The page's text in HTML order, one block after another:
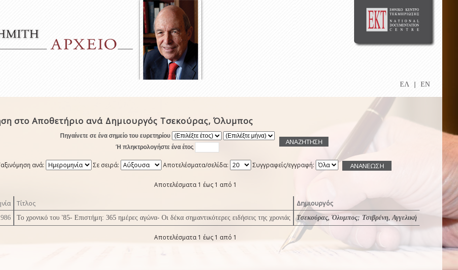
ΕΛ EN
στο Αποθετήριο ανά Δημιουργός Τσεκούρας, Όλυμπος
Πηγαίνετε σε ένα σημείο του ευρετηρίου
Ή πληκτρολογήστε ένα έτος
ανά: Σε σειρά: Αποτελέσματα/σελίδα: Συγγραφείς/εγγραφή:
Αποτελέσματα 1 έως 1 από 1
Τίτλος Δημιουργός
Το χρονικό του '85- Επιστήμη: 365 ημέρες αγώνα- Οι δέκα σημαντικότερες ειδήσεις της χρονιάς Τσεκούρας, Όλυμπος; Τσιβρένη, Αγγελική
Αποτελέσματα 1 έως 1 από 1